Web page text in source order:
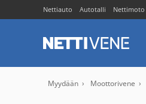
Nettiauto Autotalli Nettimoto
Myydään Moottorivene